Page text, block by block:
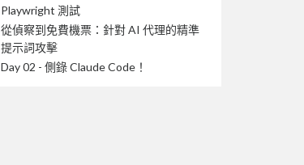
Playwright 測試
從偵察到免費機票：針對 AI 代理的精準
提示詞攻擊
Day 02 - 側錄 Claude Code！